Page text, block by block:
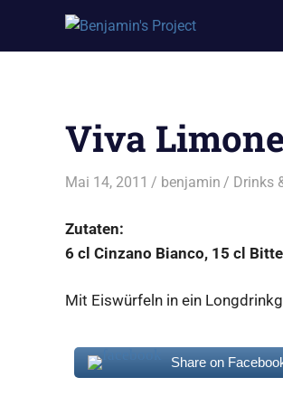
Viva Limone
Mai 14, 2011 benjamin Drinks
Zutaten:
6 cl Cinzano Bianco, 15 cl
Mit Eiswürfeln in ein
Share on